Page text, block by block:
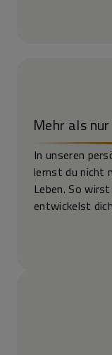
Mehr als
In unseren
lernst du nicht
Leben. So
entwickelst